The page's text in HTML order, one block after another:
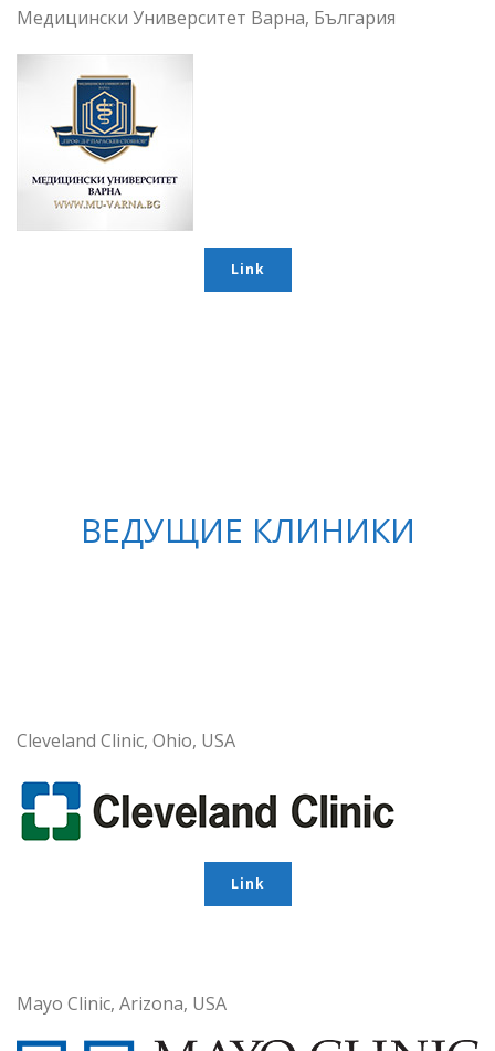
Медицински Университет Варна, България
Link
ВЕДУЩИЕ КЛИНИКИ
Cleveland Clinic, Ohio, USA
Link
Mayo Clinic, Arizona, USA